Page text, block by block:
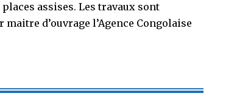
assises. Les travaux sont
d’ouvrage l’Agence Congolaise